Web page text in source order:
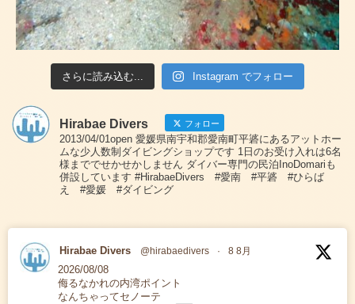
さらに読み込む... Instagram でフォロー
Hirabae Divers フォロー
2013/04/01open 愛媛県南宇和郡愛南町平碆にあるアットホー
ムな少人数制ダイビングショップです 1日のお受け入れは6名
様まででせかせかしません ダイバー専門の民泊InoDomariも
併設しています #HirabaeDivers #愛南 #平碆 #ひらば
え #愛媛 #ダイビング
Hirabae Divers @hirabaedivers · 8 8月
2026/08/08
侮るなかれの内湾ポイント
なんちゃってセノーテ